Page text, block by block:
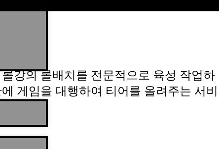
강의 롤배치를 전문적으로 육성 작업하
게임을 대행하여 티어를 올려주는 서비